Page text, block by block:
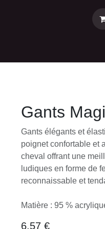
Gants
Gants élégants et
d’un poignet
motif fer à cheval
les détails ludiques
un style
Matière : 95 %
6,57 €